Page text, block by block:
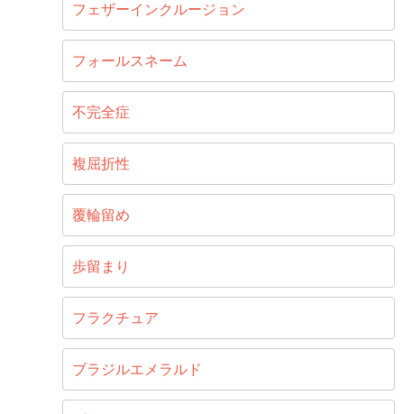
フェザーインクルージョン
フォールスネーム
不完全症
複屈折性
覆輪留め
歩留まり
フラクチュア
ブラジルエメラルド